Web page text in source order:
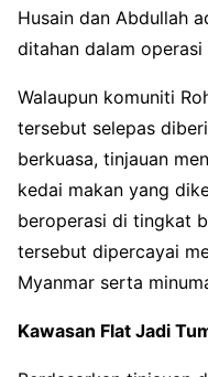
Husain dan Abdullah
ditahan dalam
Walaupun komuniti
tersebut selepas
berkuasa, tinjauan
kedai makan yang
beroperasi di tingkat
tersebut dipercayai
Myanmar serta
Kawasan Flat Jadi